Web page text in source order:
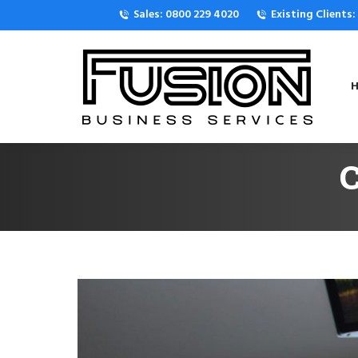
Sales: 0800 229 4020 Existing Clients: